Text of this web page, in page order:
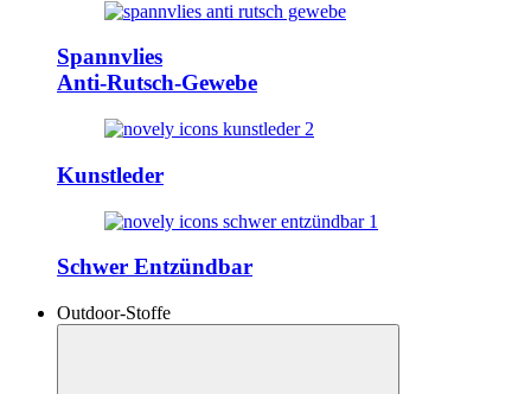
Spannvlies
Anti-Rutsch-Gewebe
Kunstleder
Schwer Entzündbar
Outdoor-Stoffe